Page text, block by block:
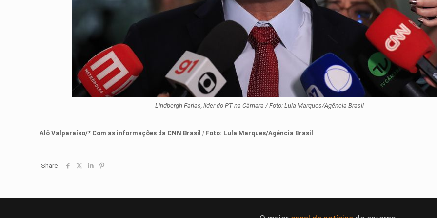
Lindbergh Farias, líder do PT na Câmara / Foto: Lula Marques/Agência Brasil
Alô Valparaíso/* Com as informações d a CNN Brasil | Foto: Lula Marques/Agência Brasil
Share